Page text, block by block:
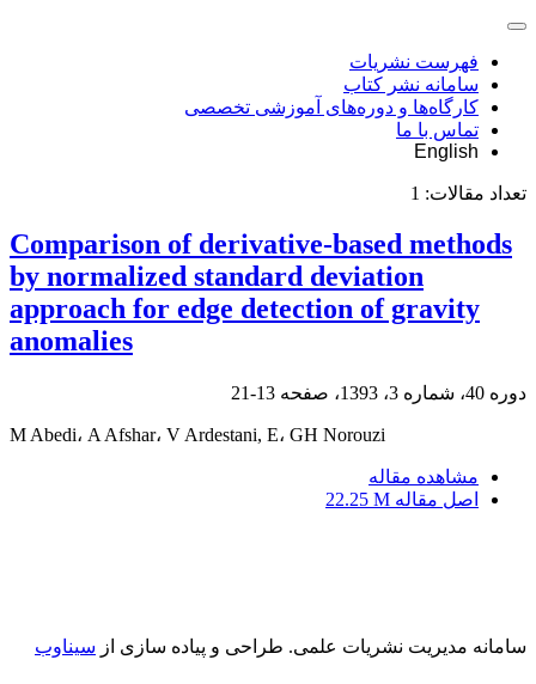
فهرست نشریات
سامانه نشر کتاب
کارگاه‌ها و دوره‌های آموزشی تخصصی
تماس با ما
English
تعداد مقالات: 1
Comparison of derivative-based methods
by normalized standard deviation
approach for edge detection of gravity
anomalies
دوره 40، شماره 3، 1393، صفحه 13-21
M Abedi، A Afshar، V Ardestani, E، GH Norouzi
مشاهده مقاله
اصل مقاله 22.25 M
سامانه مدیریت نشریات علمی. طراحی و پیاده سازی از سیناوب